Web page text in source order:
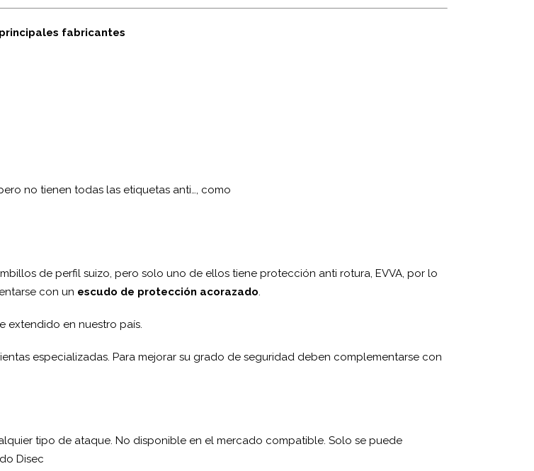
fabricantes
no tienen todas las etiquetas anti…, como
de perfil suizo, pero solo uno de ellos tiene protección anti rotura, EVVA, por lo
con un escudo de protección acorazado.
extendido en nuestro país.
especializadas. Para mejorar su grado de seguridad deben complementarse con
tipo de ataque. No disponible en el mercado compatible. Solo se puede
Disec